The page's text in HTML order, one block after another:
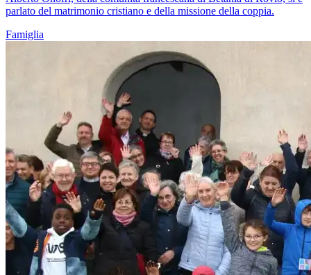
parlato del matrimonio cristiano e della missione della coppia.
Famiglia